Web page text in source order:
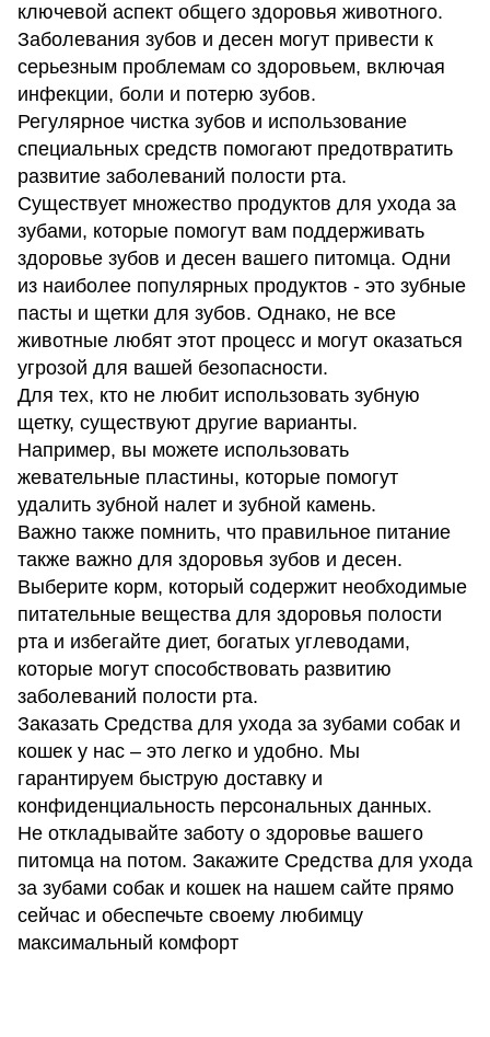
ключевой аспект общего здоровья животного.
Заболевания зубов и десен могут привести к
серьезным проблемам со здоровьем, включая
инфекции, боли и потерю зубов.
Регулярное чистка зубов и использование
специальных средств помогают предотвратить
развитие заболеваний полости рта.
Существует множество продуктов для ухода за
зубами, которые помогут вам поддерживать
здоровье зубов и десен вашего питомца. Одни
из наиболее популярных продуктов - это зубные
пасты и щетки для зубов. Однако, не все
животные любят этот процесс и могут оказаться
угрозой для вашей безопасности.
Для тех, кто не любит использовать зубную
щетку, существуют другие варианты.
Например, вы можете использовать
жевательные пластины, которые помогут
удалить зубной налет и зубной камень.
Важно также помнить, что правильное питание
также важно для здоровья зубов и десен.
Выберите корм, который содержит необходимые
питательные вещества для здоровья полости
рта и избегайте диет, богатых углеводами,
которые могут способствовать развитию
заболеваний полости рта.
Заказать Средства для ухода за зубами собак и
кошек у нас – это легко и удобно. Мы
гарантируем быструю доставку и
конфиденциальность персональных данных.
Не откладывайте заботу о здоровье вашего
питомца на потом. Закажите Средства для ухода
за зубами собак и кошек на нашем сайте прямо
сейчас и обеспечьте своему любимцу
максимальный комфорт